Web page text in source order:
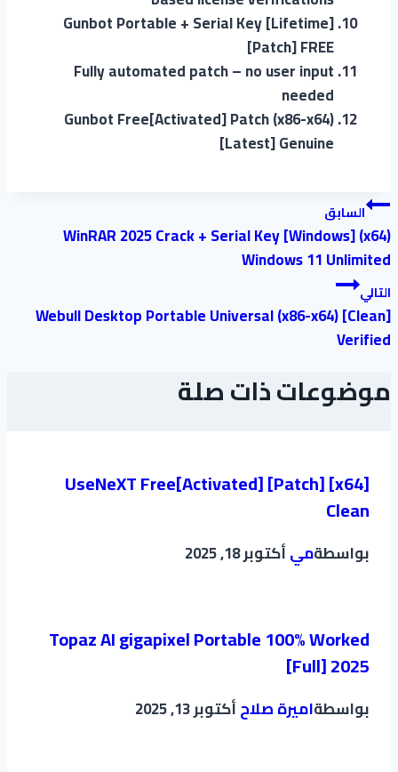
Gunbot Portable + Serial Key [Lifetime]
[Patch] FREE
Fully automated patch – no user input
needed
Gunbot Free[Activated] Patch (x86-x64)
[Latest] Genuine
السابق
WinRAR 2025 Crack + Serial Key [Windows] (x64)
Windows 11 Unlimited
التالي
Webull Desktop Portable Universal (x86-x64) [Clean]
Verified
موضوعات ذات صلة
UseNeXT Free[Activated] [Patch] [x64]
Clean
بواسطةميأكتوبر 18, 2025
Topaz AI gigapixel Portable 100% Worked
[Full] 2025
بواسطةاميرة صلاحأكتوبر 13, 2025